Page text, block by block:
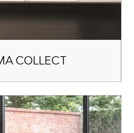
COLLECT